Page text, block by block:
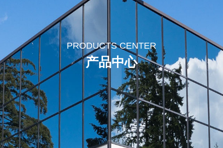
PRODUCTS CENTER
产品中心